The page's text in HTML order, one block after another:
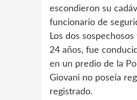
escondieron su
funcionario de
Los dos
24 años, fue
en un predio de la
Giovani no poseía
registrado.